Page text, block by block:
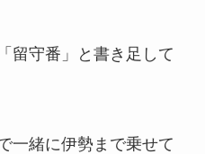
留守番」と書き足して
一緒に伊勢まで乗せて